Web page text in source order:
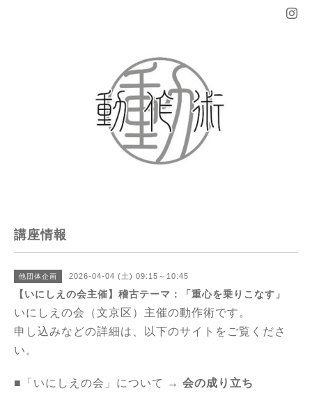
講座情報
他団体企画 2026-04-04 (土) 09:15～10:45
【いにしえの会主催】稽古テーマ：「重心を乗りこなす」
いにしえの会（文京区）主催の動作術です。
申し込みなどの詳細は、以下のサイトをご覧くださ
い。
■「いにしえの会」について → 会の成り立ち